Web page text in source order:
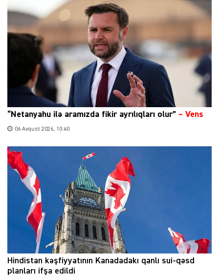
“Netanyahu ilə aramızda fikir ayrılıqları olur” – Vens
06 Avqust 2026, 10:40
Hindistan kəşfiyyatının Kanadadakı qanlı sui-qəsd
planları ifşa edildi